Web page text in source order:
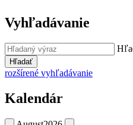
Vyhľadávanie
Hľadať
rozšírené vyhľadávanie
Kalendár